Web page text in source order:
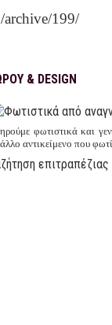
199/
& DESIGN
φωτιστικά και
αντικείμενο που